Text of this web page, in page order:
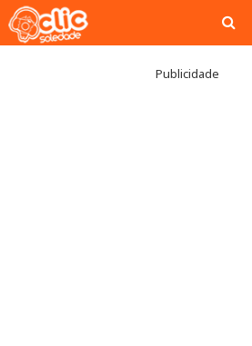
Publicidade